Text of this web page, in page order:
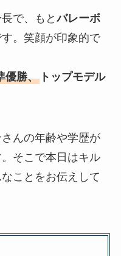
で、もとバレーボ
。笑顔が印象的で
優勝、トップモデル
んの年齢や学歴が
そこで本日はキル
ことをお伝えして